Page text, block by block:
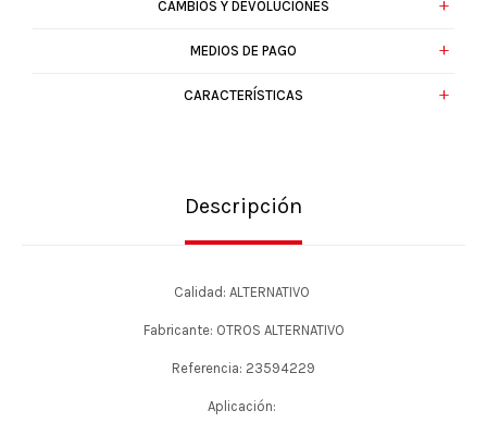
CAMBIOS Y DEVOLUCIONES
MEDIOS DE PAGO
CARACTERÍSTICAS
Descripción
Calidad: ALTERNATIVO
Fabricante: OTROS ALTERNATIVO
Referencia: 23594229
Aplicación: